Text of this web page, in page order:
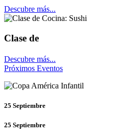
Descubre más...
Clase de
Descubre más...
Próximos Eventos
25 Septiembre
25 Septiembre